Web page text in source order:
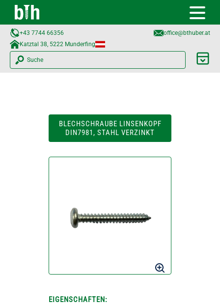
+43 7744 66356
office@bthuber.at​
Katztal 38, 5222 Munderfing
Suche
BLECHSCHRAUBE LINSENKOPF
DIN7981, STAHL VERZINKT
EIGENSCHAFTEN: